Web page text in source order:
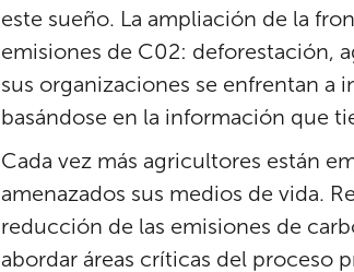
este sueño. La ampliación de la
emisiones de C02: deforestación,
sus organizaciones se enfrentan a
basándose en la información que
Cada vez más agricultores están
amenazados sus medios de vida.
reducción de las emisiones de
abordar áreas críticas del proceso